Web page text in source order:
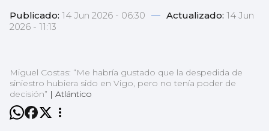
Publicado: 14 Jun 2026 - 06:30 — Actualizado: 14 Jun
2026 - 11:13
Miguel Costas: “Me habría gustado que la despedida de
siniestro hubiera sido en Vigo, pero no tenía poder de
decisión” | Atlántico